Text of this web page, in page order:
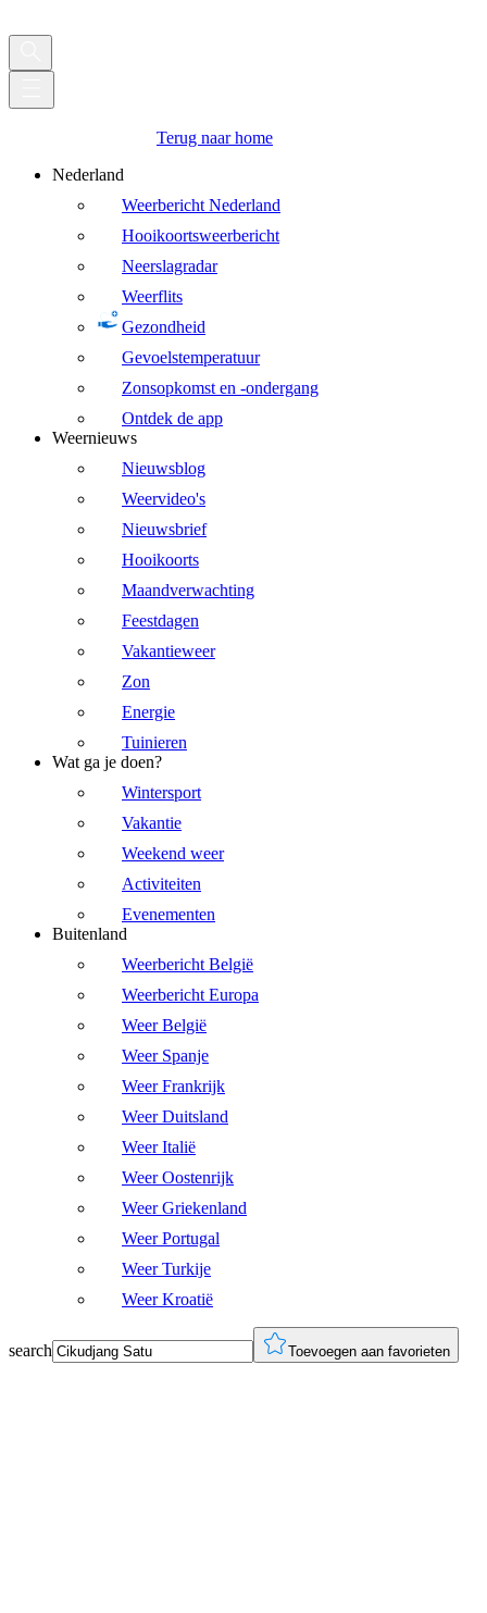
Terug naar home
Nederland
Weerbericht Nederland
Hooikoortsweerbericht
Neerslagradar
Weerflits
Gezondheid
Gevoelstemperatuur
Zonsopkomst en -ondergang
Ontdek de app
Weernieuws
Nieuwsblog
Weervideo's
Nieuwsbrief
Hooikoorts
Maandverwachting
Feestdagen
Vakantieweer
Zon
Energie
Tuinieren
Wat ga je doen?
Wintersport
Vakantie
Weekend weer
Activiteiten
Evenementen
Buitenland
Weerbericht België
Weerbericht Europa
Weer België
Weer Spanje
Weer Frankrijk
Weer Duitsland
Weer Italië
Weer Oostenrijk
Weer Griekenland
Weer Portugal
Weer Turkije
Weer Kroatië
search Toevoegen aan favorieten